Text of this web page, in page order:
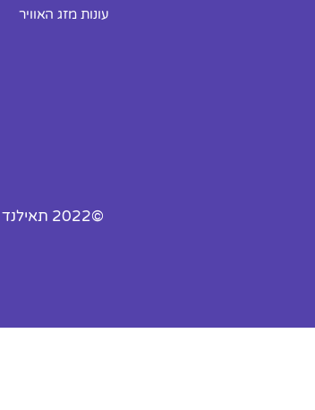
עונות מזג האוויר
©2022 תאילנד - כל הזכויות שמורות